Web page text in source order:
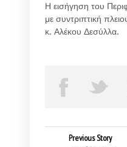
Η εισήγηση του
με συντριπτική
κ. Αλέκου Δεσύλλα.
Previous Story